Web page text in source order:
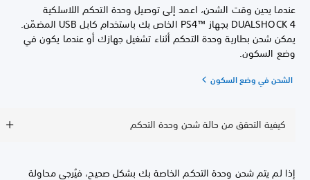
عندما يحين وقت الشحن، اعمد إلى توصيل وحدة التحكم اللاسلكية
DUALSHOCK 4 بجهاز PS4™‎ الخاص بك باستخدام كابل USB المضمّن.
يمكن شحن بطارية وحدة التحكم أثناء تشغيل جهازك أو عندما يكون في
وضع السكون.
الشحن في وضع السكون
كيفية التحقق من حالة شحن وحدة التحكم
إذا لم يتم شحن وحدة التحكم الخاصة بك بشكل صحيح، فيُرجى محاولة